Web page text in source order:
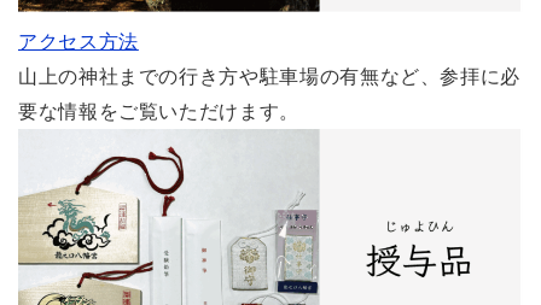
アクセス方法
山上の神社までの行き方や駐車場の有無など、参拝に必
要な情報をご覧いただけます。